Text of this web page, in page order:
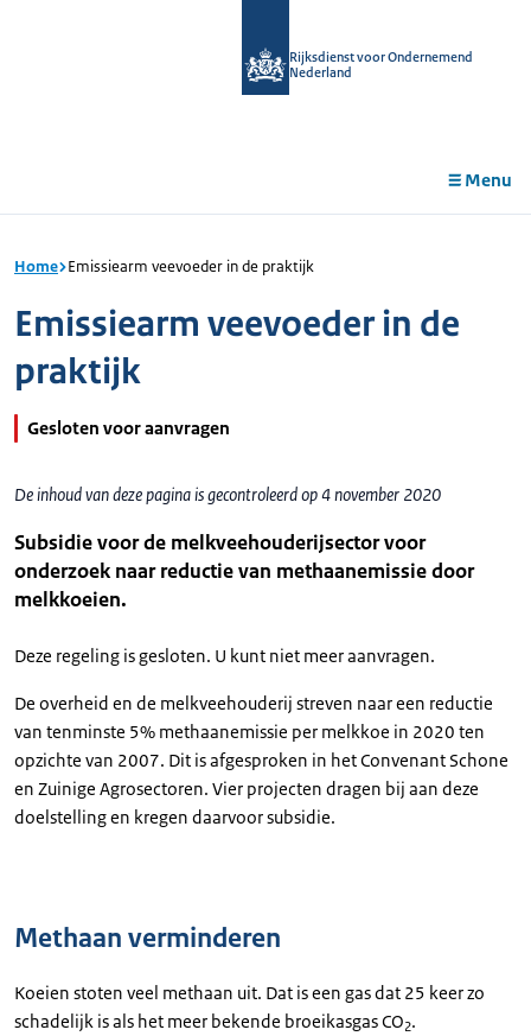
Rijksdienst voor Ondernemend
Nederland
Menu
Home Emissiearm veevoeder in de praktijk
Emissiearm veevoeder in de
praktijk
Gesloten voor aanvragen
De inhoud van deze pagina is gecontroleerd op 4 november 2020
Subsidie voor de melkveehouderijsector voor
onderzoek naar reductie van methaanemissie door
melkkoeien.
Deze regeling is gesloten. U kunt niet meer aanvragen.
De overheid en de melkveehouderij streven naar een reductie
van tenminste 5% methaanemissie per melkkoe in 2020 ten
opzichte van 2007. Dit is afgesproken in het Convenant Schone
en Zuinige Agrosectoren. Vier projecten dragen bij aan deze
doelstelling en kregen daarvoor subsidie.
Methaan verminderen
Koeien stoten veel methaan uit. Dat is een gas dat 25 keer zo
schadelijk is als het meer bekende broeikasgas CO2.